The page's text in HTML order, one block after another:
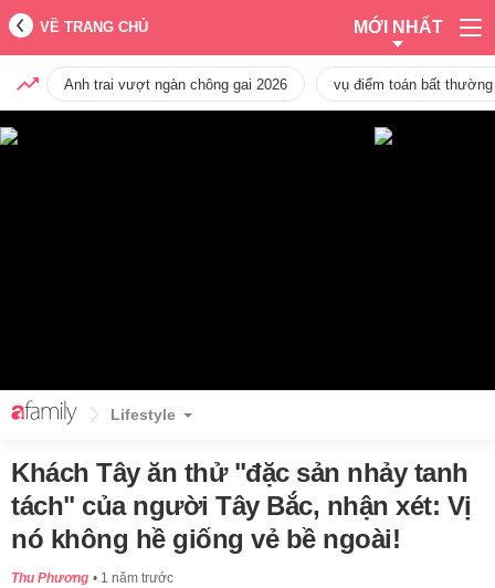
VỀ TRANG CHỦ MỚI NHẤT
Anh trai vượt ngàn chông gai 2026 vụ điểm toán bất
Lifestyle
Khách Tây ăn thử "đặc sản nhảy tanh
tách" của người Tây Bắc, nhận xét: Vị
nó không hề giống vẻ bề ngoài!
Thu Phương 1 năm trước